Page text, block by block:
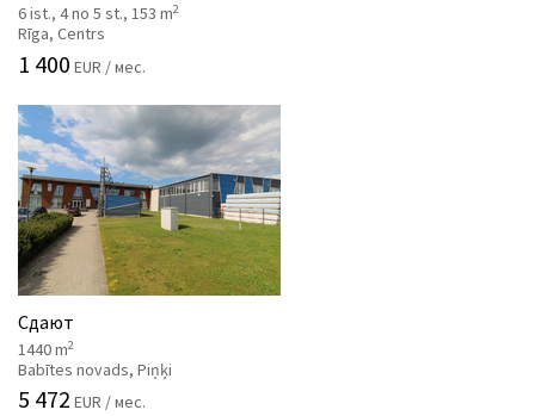
6 ist., 4 no 5 st., 153 m2
Rīga, Centrs
1 400 EUR / мес.
Сдают
1440 m2
Babītes novads, Piņķi
5 472 EUR / мес.